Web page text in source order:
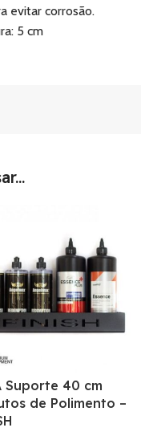
evitar corrosão.
5 cm
Suporte 40 cm
de Polimento –